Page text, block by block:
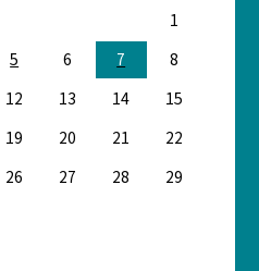
1
5 6 7
8
12 13 14
15
19 20 21
22
26 27 28
29